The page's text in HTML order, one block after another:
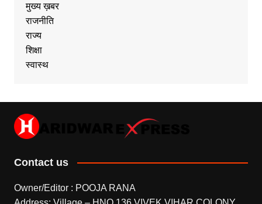
मुख्य ख़बर
राजनीति
राज्य
शिक्षा
स्वास्थ
Contact us
Owner/Editor : POOJA RANA